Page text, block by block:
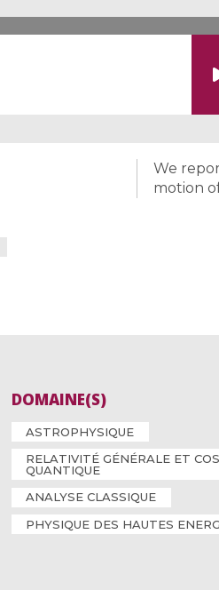
We
motion
DOMAINE(S)
ASTROPHYSIQUE
RELATIVITÉ GÉNÉRALE ET
QUANTIQUE
ANALYSE CLASSIQUE
PHYSIQUE DES HAUTES